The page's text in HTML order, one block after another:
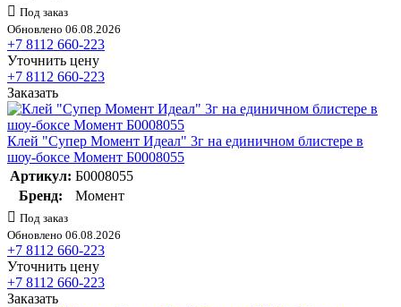
Под заказ
Обновлено 06.08.2026
+7 8112 660-223
Уточнить цену
+7 8112 660-223
Заказать
Клей "Супер Момент Идеал" 3г на единичном блистере в
шоу-боксе Момент Б0008055
Артикул: Б0008055
Бренд:
Момент
Под заказ
Обновлено 06.08.2026
+7 8112 660-223
Уточнить цену
+7 8112 660-223
Заказать